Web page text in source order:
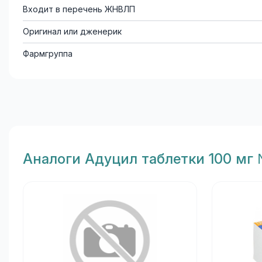
Входит в перечень ЖНВЛП
Оригинал или дженерик
Фармгруппа
Aналоги Адуцил таблетки 100